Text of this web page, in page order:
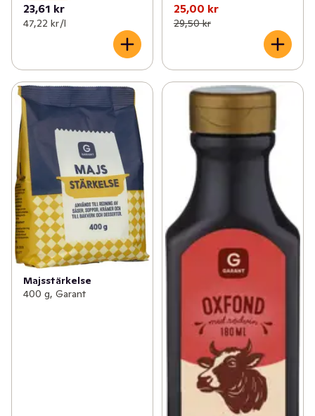
23,61 kr
47,22 kr /l
25,00 kr
29,50 kr
Majsstärkelse
400 g, Garant